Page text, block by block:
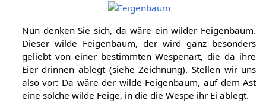
Nun denken Sie sich, da wäre ein wilder Feigenbaum.
Dieser wilde Feigenbaum, der wird ganz besonders
geliebt von einer bestimmten Wespenart, die da ihre
Eier drinnen ablegt (siehe Zeichnung). Stellen wir uns
also vor: Da wäre der wilde Feigenbaum, auf dem Ast
eine solche wilde Feige, in die die Wespe ihr Ei ablegt.